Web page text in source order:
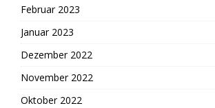
Februar 2023
Januar 2023
Dezember 2022
November 2022
Oktober 2022